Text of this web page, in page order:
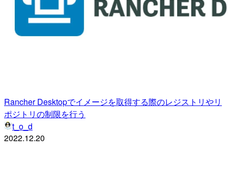
Rancher Desktopでイメージを取得する際のレジストリやリ
ポジトリの制限を行う
t_o_d
2022.12.20